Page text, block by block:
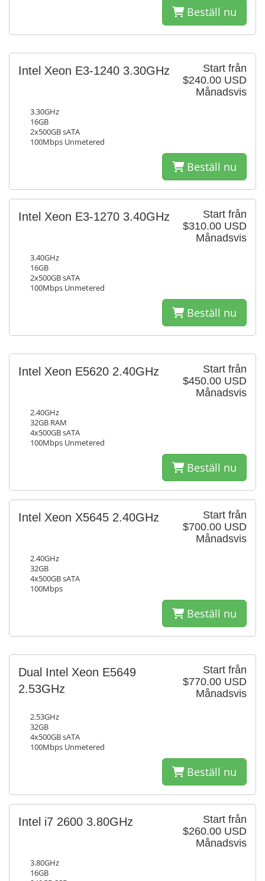
Beställ nu
Start från
$240.00 USD
Månadsvis
Intel Xeon E3-1240 3.30GHz
3.30GHz
16GB
2x500GB sATA
100Mbps Unmetered
Beställ nu
Start från
$310.00 USD
Månadsvis
Intel Xeon E3-1270 3.40GHz
3.40GHz
16GB
2x500GB sATA
100Mbps Unmetered
Beställ nu
Start från
$450.00 USD
Månadsvis
Intel Xeon E5620 2.40GHz
2.40GHz
32GB RAM
4x500GB sATA
100Mbps Unmetered
Beställ nu
Start från
$700.00 USD
Månadsvis
Intel Xeon X5645 2.40GHz
2.40GHz
32GB
4x500GB sATA
100Mbps
Beställ nu
Start från
$770.00 USD
Månadsvis
Dual Intel Xeon E5649
2.53GHz
2.53GHz
32GB
4x500GB sATA
100Mbps Unmetered
Beställ nu
Start från
$260.00 USD
Månadsvis
Intel i7 2600 3.80GHz
3.80GHz
16GB